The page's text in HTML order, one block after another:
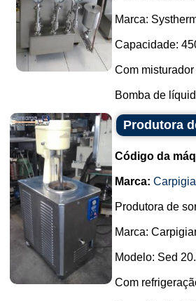
Marca:
Capacidade:
Com
Bomba de
Produtora
Código da
Marca:
Produtora de
Marca:
Modelo: Sed 20.
Com